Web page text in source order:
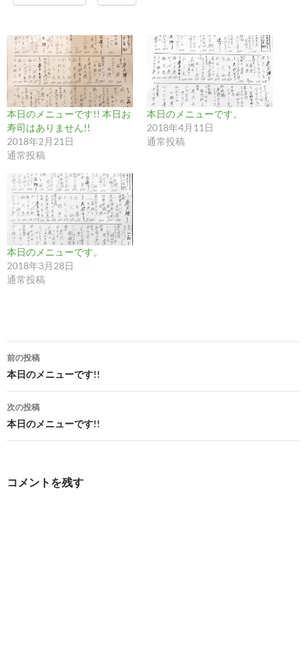
本日のメニューです!! 本日お
寿司はありません!!
2018年2月21日
通常投稿
本日のメニューです。
2018年4月11日
通常投稿
本日のメニューです。
2018年3月28日
通常投稿
投
稿
ナ
ビ
前の投稿
本日のメニューです!!
次の投稿
本日のメニューです!!
コメントを残す